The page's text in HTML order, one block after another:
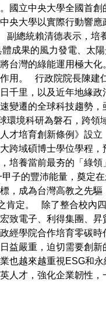
國立中央大學全國首
央大學以實際行動響
總統賴清德表示，培
成果的風力發電、太
台灣的綠能運用極大
用。 行政院院長陳建
千里，以及近年地緣
變遷的全球科技趨勢
境科研為磐石，跨領
才培育創新條例》設
跨域碩博士學位學程
培養當前最夯的「綠
子的豐沛能量，奠定
，成為台灣高教之先
肯定。 除了整合校內
致電子、利得集團、
經學院合作培育零碳
益嚴重，迫切需要創
也越來越重視ESG和
人才，強化企業韌性，